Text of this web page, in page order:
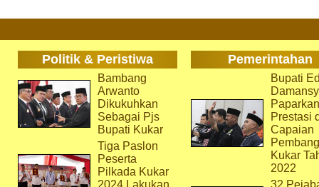
Politik & Peristiwa Pemerintahan
Bambang
Arwanto
Dikukuhkan
Sebagai Pjs
Bupati Kukar
Tiga Paslon
Peserta
Pilkada Kukar
2024 Lakukan
Bupati
Paparkan
Prestasi
Capaian
Kukar
2022
32